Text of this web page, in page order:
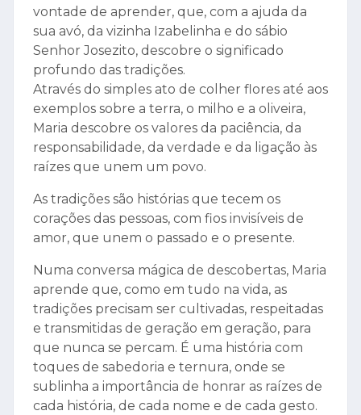
vontade de aprender, que, com a ajuda da
sua avó, da vizinha Izabelinha e do sábio
Senhor Josezito, descobre o significado
profundo das tradições.
Através do simples ato de colher flores até aos
exemplos sobre a terra, o milho e a oliveira,
Maria descobre os valores da paciência, da
responsabilidade, da verdade e da ligação às
raízes que unem um povo.
As tradições são histórias que tecem os
corações das pessoas, com fios invisíveis de
amor, que unem o passado e o presente.
Numa conversa mágica de descobertas, Maria
aprende que, como em tudo na vida, as
tradições precisam ser cultivadas, respeitadas
e transmitidas de geração em geração, para
que nunca se percam. É uma história com
toques de sabedoria e ternura, onde se
sublinha a importância de honrar as raízes de
cada história, de cada nome e de cada gesto.